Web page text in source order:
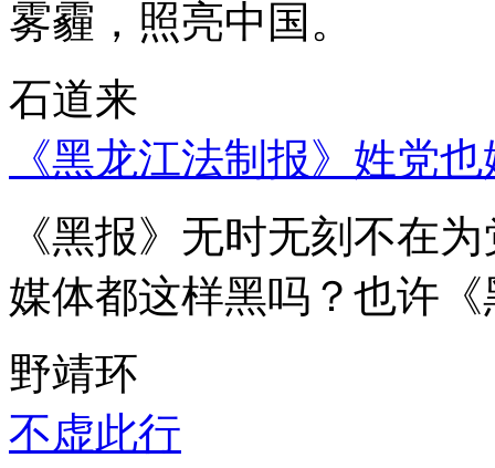
雾霾，照亮中国。
石道来
《黑龙江法制报》姓党
《黑报》无时无刻不在
媒体都这样黑吗？也许
野靖环
不虚此行